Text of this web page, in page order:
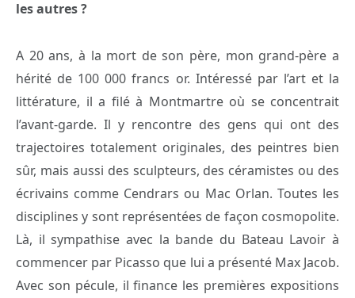
les autres ?
A 20 ans, à la mort de son père, mon grand-père a
hérité de 100 000 francs or. Intéressé par l’art et la
littérature, il a filé à Montmartre où se concentrait
l’avant-garde. Il y rencontre des gens qui ont des
trajectoires totalement originales, des peintres bien
sûr, mais aussi des sculpteurs, des céramistes ou des
écrivains comme Cendrars ou Mac Orlan. Toutes les
disciplines y sont représentées de façon cosmopolite.
Là, il sympathise avec la bande du Bateau Lavoir à
commencer par Picasso que lui a présenté Max Jacob.
Avec son pécule, il finance les premières expositions